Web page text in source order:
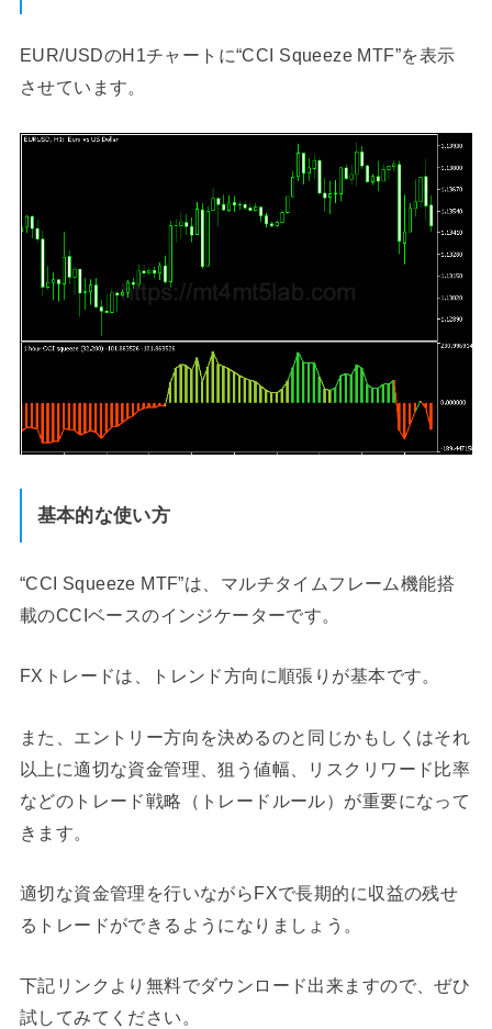
EUR/USDのH1チャートに“CCI Squeeze MTF”を表示
させています。
基本的な使い方
“CCI Squeeze MTF”は、マルチタイムフレーム機能搭
載のCCIベースのインジケーターです。
FXトレードは、トレンド方向に順張りが基本です。
また、エントリー方向を決めるのと同じかもしくはそれ
以上に適切な資金管理、狙う値幅、リスクリワード比率
などのトレード戦略（トレードルール）が重要になって
きます。
適切な資金管理を行いながらFXで長期的に収益の残せ
るトレードができるようになりましょう。
下記リンクより無料でダウンロード出来ますので、ぜひ
試してみてください。